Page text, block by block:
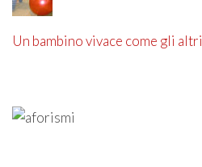
Un bambino vivace come gli altri